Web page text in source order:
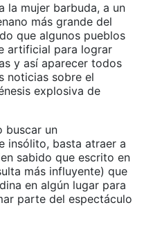
la mujer barbuda, a un
más grande del
que algunos pueblos
artificial para lograr
y así aparecer todos
noticias sobre el
explosiva de
buscar un
insólito, basta atraer a
sabido que escrito en
más influyente) que
en algún lugar para
parte del espectáculo